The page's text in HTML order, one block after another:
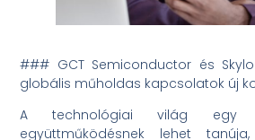
### GCT Semiconductor és
globális műholdas kapcsolatok új
A technológiai világ egy
együttműködésnek lehet